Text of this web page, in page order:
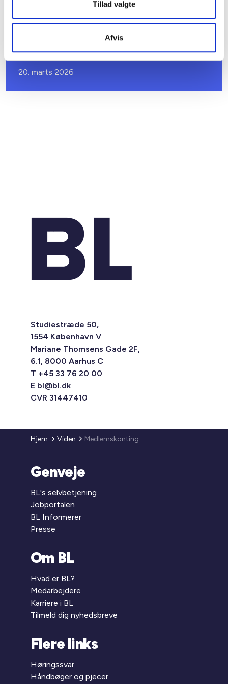
Tillad valgte
Afvis
BL INFORMERER
Sundhedsreformens konsekvenser for
plejeboliger
20. marts 2026
Studiestræde 50,
1554 København V
Mariane Thomsens Gade 2F,
6.1, 8000 Aarhus C
T +45 33 76 20 00
E bl@bl.dk
CVR 31447410
Hjem Viden Medlemskontingent 2014
Genveje
BL's selvbetjening
Jobportalen
BL Informerer
Presse
Om BL
Hvad er BL?
Medarbejdere
Karriere i BL
Tilmeld dig nyhedsbreve
Flere links
Høringssvar
Håndbøger og pjecer